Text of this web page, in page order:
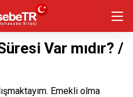
Var mıdır? /
Emekli olma